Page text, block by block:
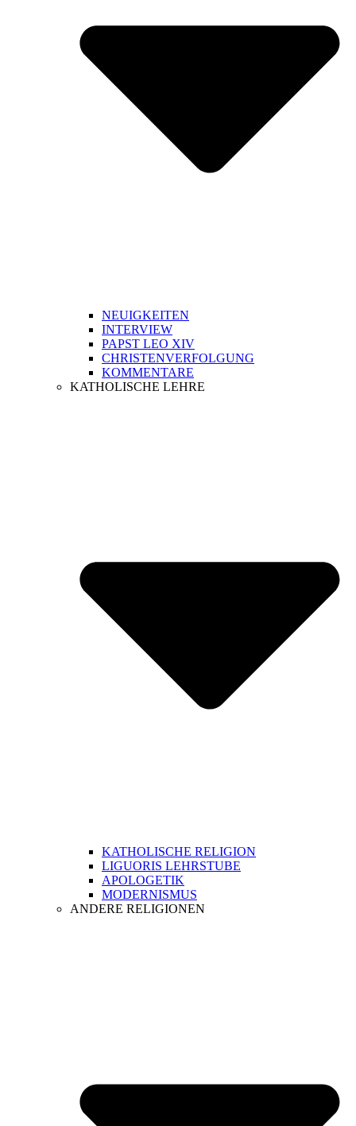
NEUIGKEITEN
INTERVIEW
PAPST LEO XIV
CHRISTENVERFOLGUNG
KOMMENTARE
KATHOLISCHE LEHRE
KATHOLISCHE RELIGION
LIGUORIS LEHRSTUBE
APOLOGETIK
MODERNISMUS
ANDERE RELIGIONEN